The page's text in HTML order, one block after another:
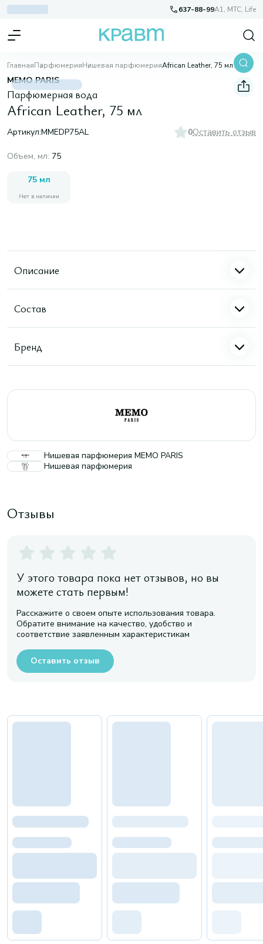
637-88-99A1, МТС, Life
ГлавнаяПарфюмерияНишевая парфюмерияAfrican Leather, 75 мл
MEMO PARIS
Парфюмерная вода
African Leather, 75 мл
Артикул:MMEDP75AL 0Оставить отзыв
Объем, мл: 75
75 мл
Нет в наличии
Описание
Состав
Бренд
Нишевая парфюмерия MEMO PARIS
Нишевая парфюмерия
Отзывы
У этого товара пока нет отзывов, но вы
можете стать первым!
Расскажите о своем опыте использования товара.
Обратите внимание на качество, удобство и
соответствие заявленным характеристикам
Оставить отзыв